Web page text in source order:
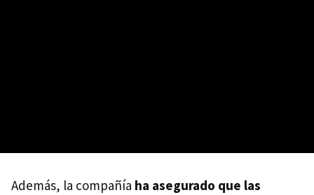
Además, la compañía ha asegurado que las